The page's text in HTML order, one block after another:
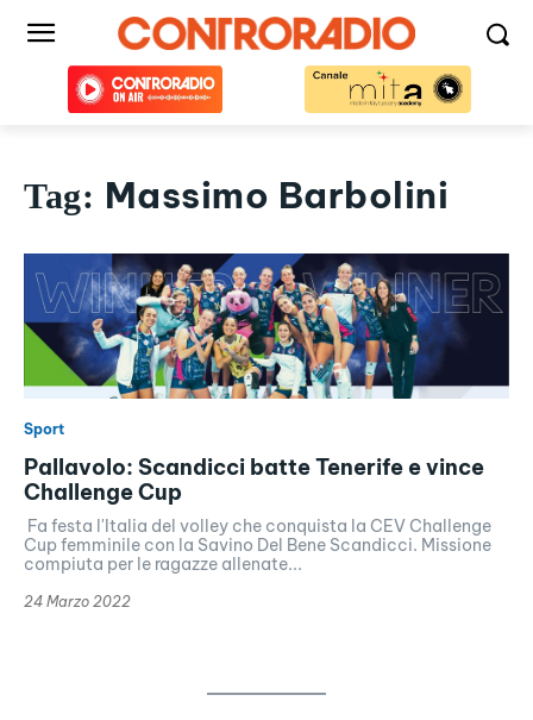
Tag: Massimo Barbolini
Sport
Pallavolo: Scandicci batte Tenerife e vince
Challenge Cup
Fa festa l'Italia del volley che conquista la CEV Challenge
Cup femminile con la Savino Del Bene Scandicci. Missione
compiuta per le ragazze allenate...
24 Marzo 2022